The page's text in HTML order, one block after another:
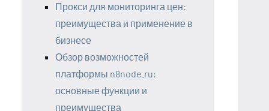
Прокси для мониторинга цен:
преимущества и применение в
бизнесе
Обзор возможностей
платформы n8node.ru:
основные функции и
преимущества